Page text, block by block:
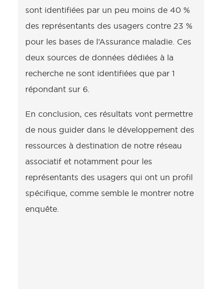
sont identifiées par un peu moins de 40 %
des représentants des usagers contre 23 %
pour les bases de l’Assurance maladie. Ces
deux sources de données dédiées à la
recherche ne sont identifiées que par 1
répondant sur 6.
En conclusion, ces résultats vont permettre
de nous guider dans le développement des
ressources à destination de notre réseau
associatif et notamment pour les
représentants des usagers qui ont un profil
spécifique, comme semble le montrer notre
enquête.